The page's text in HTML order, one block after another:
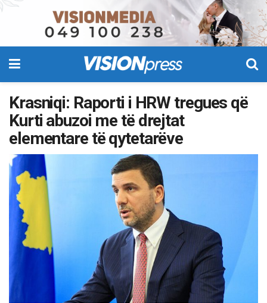
Krasniqi: Raporti i HRW tregues që
Kurti abuzoi me të drejtat
elementare të qytetarëve